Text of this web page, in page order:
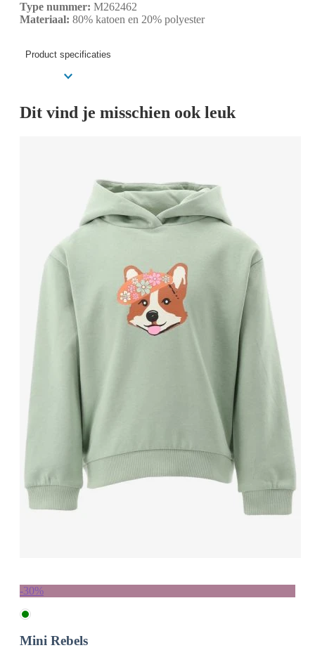
Type nummer: M262462
Materiaal: 80% katoen en 20% polyester
Product specificaties
Dit vind je misschien ook leuk
-30%
Mini Rebels